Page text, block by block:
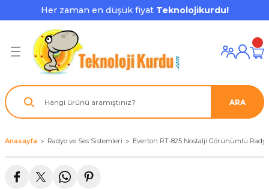
Her zaman en düşük fiyat Teknolojikurdu!
Geri Dön
Geri Dön
ve Ekipmanları
Geri Dön
Çevre Birimleri
Geri Dön
Geri Dön
Geri Dön
Geri Dön
Aksesuarları
ARA
Anasayfa Radyo ve Ses Sistemleri Everton RT-825 Nostalji Görünümlü Radyo